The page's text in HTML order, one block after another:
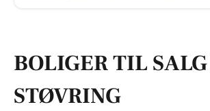
BOLIGER TIL
STØVRING